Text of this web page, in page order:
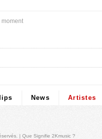
moment
News Artistes
. | Que Signifie 2Kmusic ?